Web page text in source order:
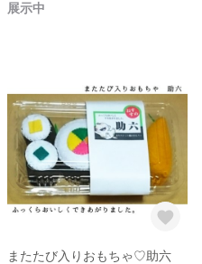
展示中
またたび入りおもちゃ♡助六